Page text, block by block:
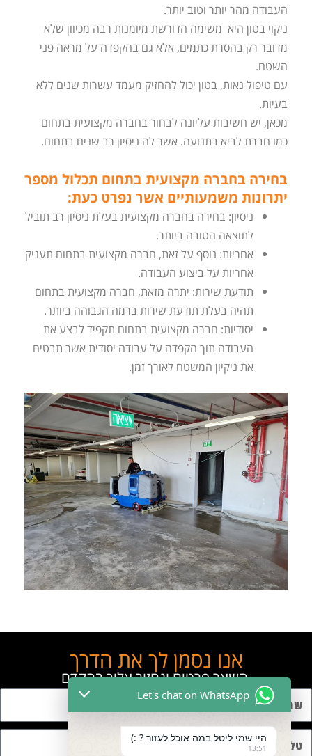
העבודה מהר יותר וטוב יותר.
ניקוי בטון היא משימה הדורשת מיומנות רבה מכיוון שלא
מדובר רק בהסרת כתמים, אלא גם בהקפדה על מראה פני
השטח.
עם טיפול נאות, בטון יכול להחזיק מעמד עשרות שנים ללא
בעיות.
מכאן, יש חשיבות עליונה לבחור בחברה מקצועית בתחום
כמו חברת לביא בתנועה. אשר לה ניסיון רב שנים בתחום.
בחירה בחברה מקצועית בתחום תכלול מספר
יתרונות משמעותיים אשר נפרט כעת:
ניסיון: בחירה בחברה מקצועית בעלת ניסיון רב תוביל
לתוצאה הטובה ביותר.
אחריות: נוסף על זאת, חברה מקצועית בתחום תעניק
אחריות על ביצוע העבודה.
תודעת שירות: יתרה מזאת, חברה מקצועית בתחום
תהיה בעלת תודעת שירות ברמה הגבוהה ביותר.
יסודיות: חברה מקצועית בתחום תקפיד לבצע את
העבודה תוך הקפדה על עבודה יסודית אשר תבטיח
את ניקיון המשטח לאורך זמן.
אנו נסמן לך את הדרך
השאר פרטים ונחזור אליך בהקדם
Let's chat on WhatsApp
היי שמי ליטל במה אוכל לעזור ? :)
13:51